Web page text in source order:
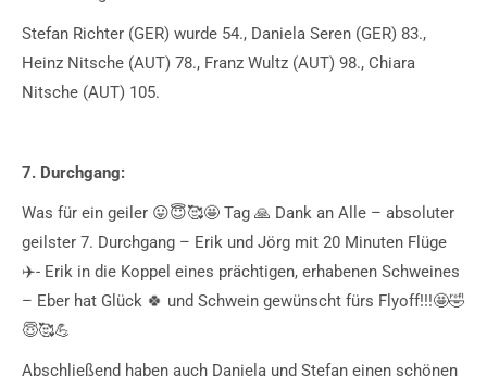
Stefan Richter (GER) wurde 54., Daniela Seren (GER) 83.,
Heinz Nitsche (AUT) 78., Franz Wultz (AUT) 98., Chiara
Nitsche (AUT) 105.
7. Durchgang:
Was für ein geiler 😛😇🥰🤩 Tag 🙏 Dank an Alle – absoluter
geilster 7. Durchgang – Erik und Jörg mit 20 Minuten Flüge
✈️- Erik in die Koppel eines prächtigen, erhabenen Schweines
– Eber hat Glück 🍀 und Schwein gewünscht fürs Flyoff!!!🤩🤣
😇🥰💪
Abschließend haben auch Daniela und Stefan einen schönen